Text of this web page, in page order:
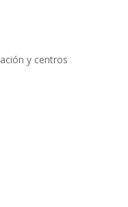
y centros